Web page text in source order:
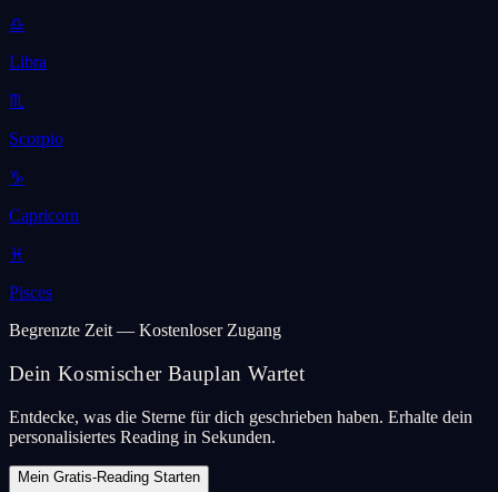
♎
Libra
♏
Scorpio
♑
Capricorn
♓
Pisces
Begrenzte Zeit — Kostenloser Zugang
Dein Kosmischer Bauplan Wartet
Entdecke, was die Sterne für dich geschrieben haben. Erhalte dein
personalisiertes Reading in Sekunden.
Mein Gratis-Reading Starten